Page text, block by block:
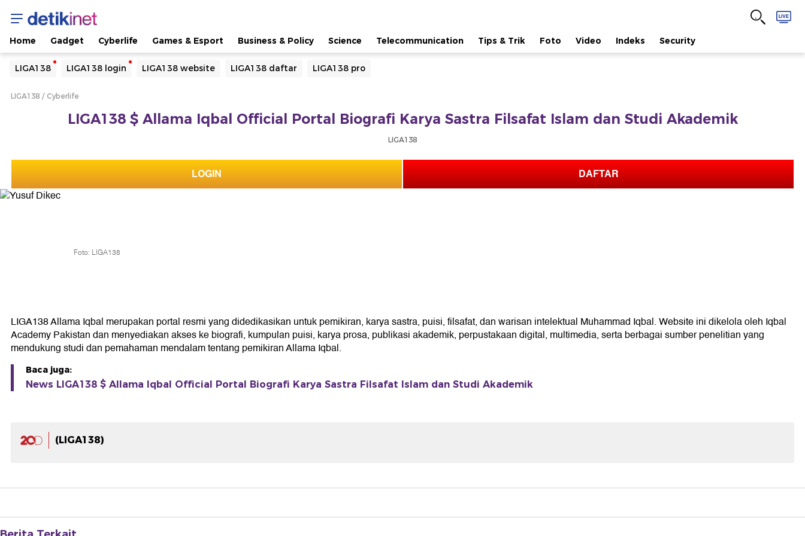
Home Gadget Cyberlife Games & Esport Business & Policy Science Telecommunication Tips & Trik Foto Video Indeks Security
LIGA138 LIGA138 login LIGA138 website LIGA138 daftar LIGA138 pro
Yang sedang ramai dicari
Loading...
LIGA138 Cyberlife
LIGA138 $ Allama Iqbal Official Portal Biografi Karya Sastra Filsafat Islam dan Studi Akademik
LIGA138
LOGIN DAFTAR
Foto: LIGA138
LIGA138 Allama Iqbal merupakan portal resmi yang didedikasikan untuk pemikiran, karya sastra, puisi, filsafat, dan warisan intelektual Muhammad Iqbal. Website ini dikelola oleh Iqbal
Academy Pakistan dan menyediakan akses ke biografi, kumpulan puisi, karya prosa, publikasi akademik, perpustakaan digital, multimedia, serta berbagai sumber penelitian yang
mendukung studi dan pemahaman mendalam tentang pemikiran Allama Iqbal.
Baca juga:
News LIGA138 $ Allama Iqbal Official Portal Biografi Karya Sastra Filsafat Islam dan Studi Akademik
(LIGA138)